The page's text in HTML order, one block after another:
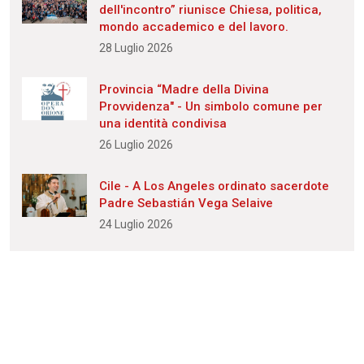
dell'incontro” riunisce Chiesa, politica,
mondo accademico e del lavoro.
28 Luglio 2026
Provincia “Madre della Divina
Provvidenza" - Un simbolo comune per
una identità condivisa
26 Luglio 2026
Cile - A Los Angeles ordinato sacerdote
Padre Sebastián Vega Selaive
24 Luglio 2026